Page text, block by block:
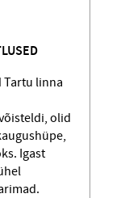
Tartu linna
olid
Igast